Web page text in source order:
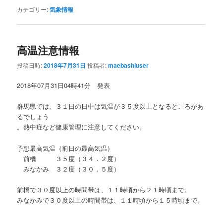
カテゴリー:気象情報
高温注意情報
投稿日時:2018年7月31日 投稿者:maebashiuser
2018年07月31日04時41分 発表
群馬県では、３１日の日中は気温が３５度以上となるところがあ
るでしょう
。熱中症など健康管理に注意してください。
予想最高気温（前日の最高気温）
前橋 ３５度（３４．２度）
みなかみ ３２度（３０．５度）
前橋で３０度以上の時間帯は、１１時頃から２１時頃まで。
みなかみで３０度以上の時間帯は、１１時頃から１５時頃まで。